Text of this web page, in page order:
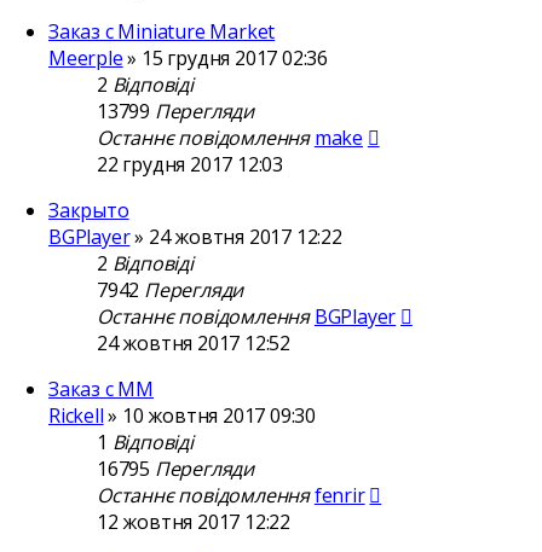
Заказ с Miniature Market
Meerple» 15 грудня 2017 02:36
2 Відповіді
13799 Перегляди
Останнє повідомленняmake
22 грудня 2017 12:03
Закрыто
BGPlayer» 24 жовтня 2017 12:22
2 Відповіді
7942 Перегляди
Останнє повідомленняBGPlayer
24 жовтня 2017 12:52
Заказ с ММ
Rickell» 10 жовтня 2017 09:30
1 Відповіді
16795 Перегляди
Останнє повідомленняfenrir
12 жовтня 2017 12:22